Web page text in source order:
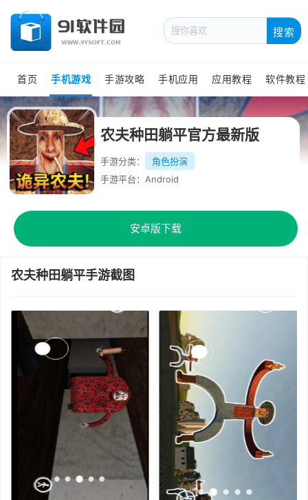
搜索
首页 手机游戏 手游攻略 手机应用 应用教程 软件教程
农夫种田躺平官方最新版
手游分类：
角色扮演
手游平台：Android
安卓版下载
农夫种田躺平手游截图